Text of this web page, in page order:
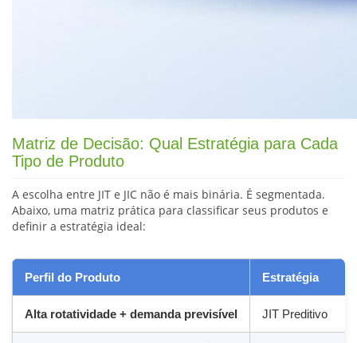
Matriz de Decisão: Qual Estratégia para Cada
Tipo de Produto
A escolha entre JIT e JIC não é mais binária. É segmentada.
Abaixo, uma matriz prática para classificar seus produtos e
definir a estratégia ideal:
Perfil do Produto Estratégia
Alta rotatividade + demanda previsível JIT Preditivo